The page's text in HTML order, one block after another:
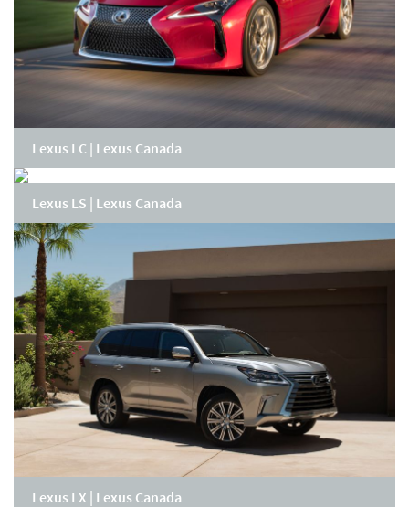
Lexus LC | Lexus Canada
Lexus LS | Lexus Canada
Lexus LX | Lexus Canada